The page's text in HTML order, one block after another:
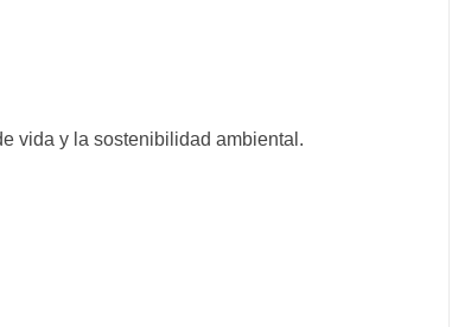
vida y la sostenibilidad ambiental.